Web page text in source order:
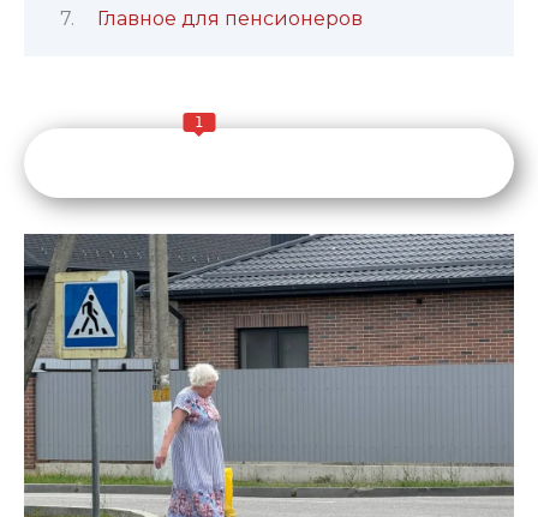
Главное для пенсионеров
1